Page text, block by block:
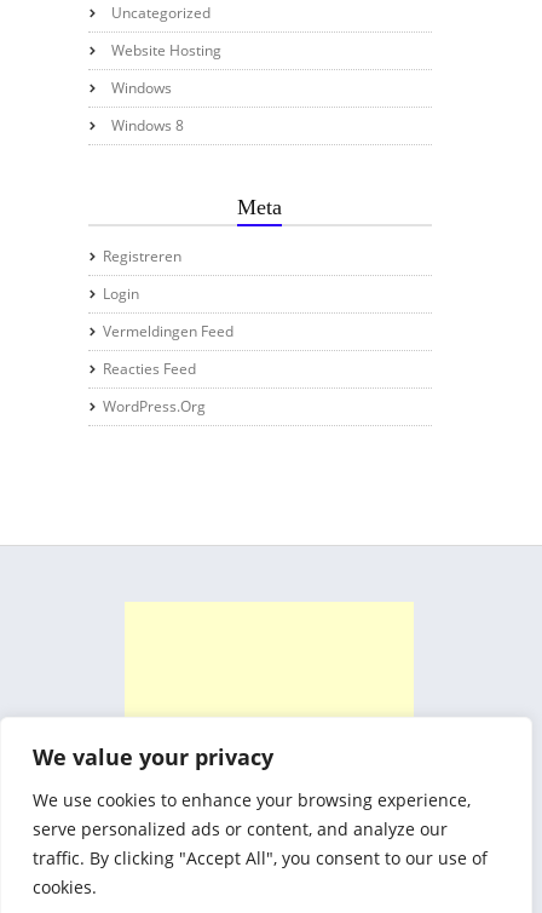
We value your privacy
We use cookies to enhance your browsing experience,
serve personalized ads or content, and analyze our
traffic. By clicking "Accept All", you consent to our use of
cookies.
Uncategorized
Website Hosting
Windows
Windows 8
Meta
Registreren
Login
Vermeldingen Feed
Reacties Feed
WordPress.org